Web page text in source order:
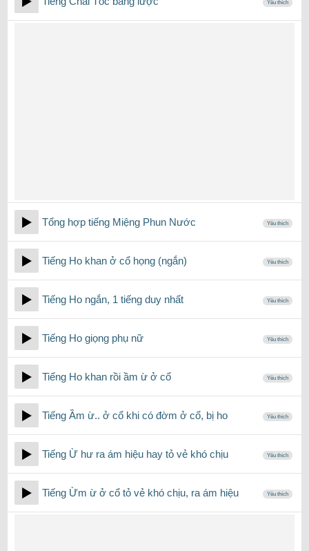
Yêu thích
Tổng hợp tiếng Miệng Phun Nước Yêu thích
Tiếng Ho khan ở cổ họng (ngắn) Yêu thích
Tiếng Ho ngắn, 1 tiếng duy nhất Yêu thích
Tiếng Ho giọng phụ nữ Yêu thích
Tiếng Ho khan rồi ầm ừ ở cổ Yêu thích
Tiếng Ầm ừ.. ở cổ khi có đờm ở cổ, bị ho Yêu thích
Tiếng Ừ hư ra ám hiệu hay tỏ vẻ khó chịu Yêu thích
Tiếng Ừm ừ ở cổ tỏ vẻ khó chịu, ra ám hiệu Yêu thích